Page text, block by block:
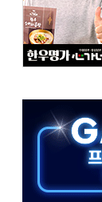
↑ VS 트레이드데
다"